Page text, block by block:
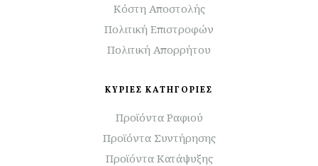
Κόστη Αποστολής
Πολιτική Επιστροφών
Πολιτική Απορρήτου
ΚΥΡΙΕΣ ΚΑΤΗΓΟΡΙΕΣ
Προϊόντα Ραφιού
Προϊόντα Συντήρησης
Προϊόντα Κατάψυξης